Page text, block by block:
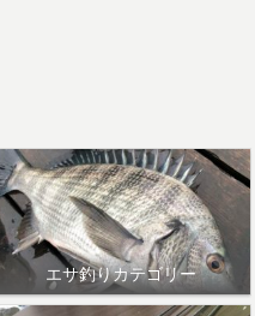
エサ釣りカテゴリー